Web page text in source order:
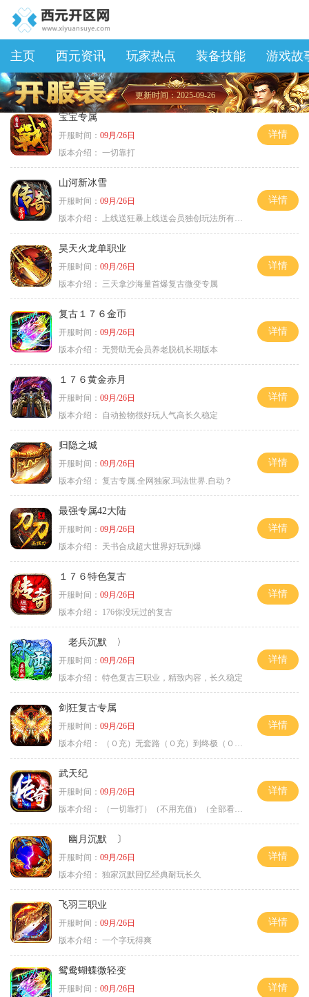
主页 西元资讯 玩家热点 装备技能 游戏故
更新时间：2025-09-26
宝宝专属
开服时间： 09月/26日
版本介绍： 一切靠打
详情
山河新冰雪
开服时间： 09月/26日
版本介绍：
上线送狂暴上线送会员独创玩法所有装备靠
详情
昊天火龙单职业
开服时间： 09月/26日
版本介绍：
三天拿沙海量首爆复古微变专属
详情
复古１７６金币
开服时间： 09月/26日
版本介绍： 无赞助无会员养老脱机长期版本
详情
１７６黄金赤月
开服时间： 09月/26日
版本介绍：
自动捡物很好玩人气高长久稳定
详情
归隐之城
开服时间： 09月/26日
版本介绍： 复古专属.全网独家.玛法世界.自动？
详情
最强专属42大陆
开服时间： 09月/26日
版本介绍：
天书合成超大世界好玩到爆
详情
１７６特色复古
开服时间： 09月/26日
版本介绍：
176你没玩过的复古
详情
老兵沉默 〉
开服时间： 09月/26日
版本介绍： 特色复古三职业，精致内容，长久稳定
详情
剑狂复古专属
开服时间： 09月/26日
版本介绍：
（０充）无套路（０充）到终极（０充）爽
详情
武天纪
开服时间： 09月/26日
版本介绍：
（一切靠打）（不用充值）（全部看脸）
详情
幽月沉默 〕
开服时间： 09月/26日
版本介绍： 独家沉默回忆经典耐玩长久
详情
飞羽三职业
开服时间： 09月/26日
版本介绍： 一个字玩得爽
详情
鸳鸯蝴蝶微轻变
开服时间： 09月/26日
详情